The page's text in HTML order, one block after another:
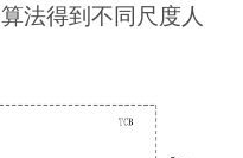
法得到不同尺度人